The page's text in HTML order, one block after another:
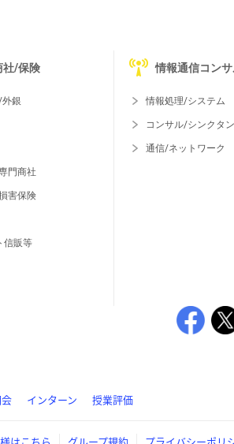
社/保険
銀
門商社
害保険
信販等
情報通信コン
情報処理/システム
コンサル/シンクタ
通信/ネットワーク
インターン 授業評価